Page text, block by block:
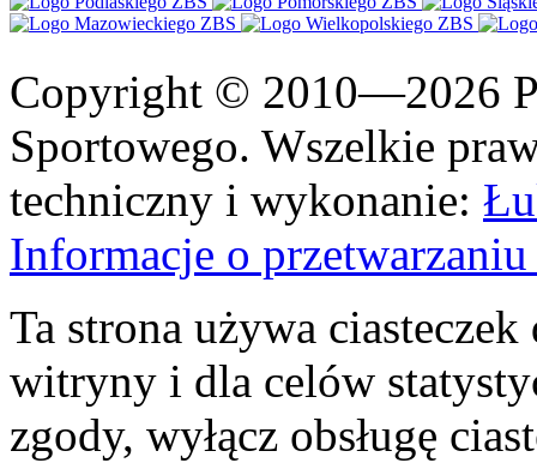
Copyright © 2010—2026
Sportowego. Wszelkie
techniczny i wykonanie:
Informacje o
Ta strona używa
witryny i dla celów
zgody, wyłącz obsługę